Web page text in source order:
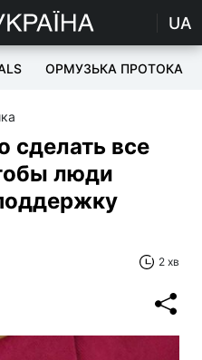
UA
ОРМУЗЬКА ПРОТОКА
сделать все
люди
2 хв